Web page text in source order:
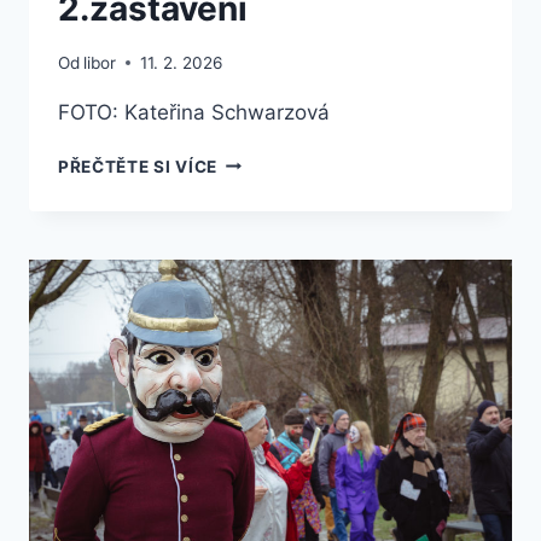
2.zastavení
Od libor 11. 2. 2026
FOTO: Kateřina Schwarzová
PŘEČTĚTE SI VÍCEFOTOGALERIE
–
2.ZASTAVENÍ